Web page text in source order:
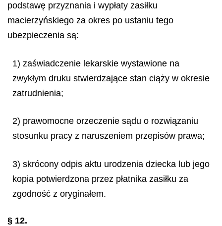
podstawę przyznania i wypłaty zasiłku
macierzyńskiego za okres po ustaniu tego
ubezpieczenia są:
1) zaświadczenie lekarskie wystawione na
zwykłym druku stwierdzające stan ciąży w okresie
zatrudnienia;
2) prawomocne orzeczenie sądu o rozwiązaniu
stosunku pracy z naruszeniem przepisów prawa;
3) skrócony odpis aktu urodzenia dziecka lub jego
kopia potwierdzona przez płatnika zasiłku za
zgodność z oryginałem.
§ 12.